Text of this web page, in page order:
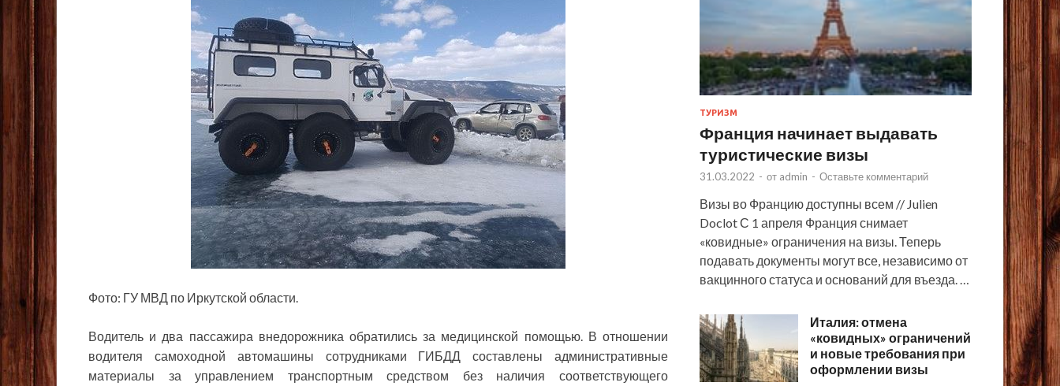
Фото: ГУ МВД по Иркутской области.
Водитель и два пассажира внедорожника обратились за медицинской помощью. В отношении
водителя самоходной автомашины сотрудниками ГИБДД составлены административные
материалы за управлением транспортным средством без наличия соответствующего
ТУРИЗМ
Франция начинает выдавать
туристические визы
31.03.2022 - от admin - Оставьте комментарий
Визы во Францию доступны всем // Julien
Doclot С 1 апреля Франция снимает
«ковидные» ограничения на визы. Теперь
подавать документы могут все, независимо от
вакцинного статуса и оснований для въезда. …
Италия: отмена
«ковидных» ограничений
и новые требования при
оформлении визы